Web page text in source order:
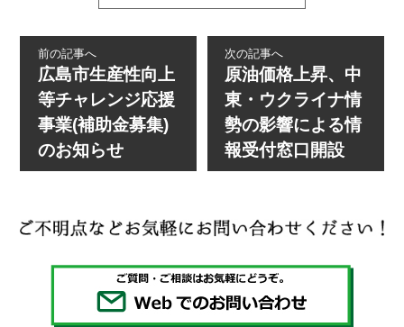
前の記事へ
広島市生産性向上
等チャレンジ応援
事業(補助金募集)
のお知らせ
次の記事へ
原油価格上昇、中
東・ウクライナ情
勢の影響による情
報受付窓口開設